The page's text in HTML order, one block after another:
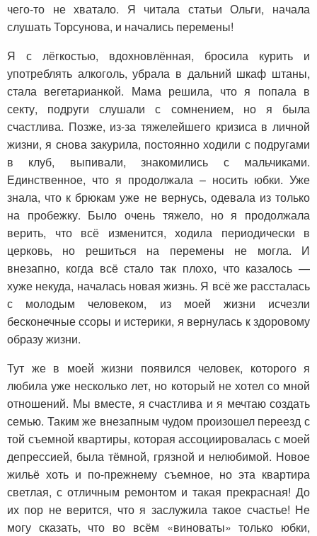
чего-то не хватало. Я читала статьи Ольги, начала
слушать Торсунова, и начались перемены!
Я с лёгкостью, вдохновлённая, бросила курить и
употреблять алкоголь, убрала в дальний шкаф штаны,
стала вегетарианкой. Мама решила, что я попала в
секту, подруги слушали с сомнением, но я была
счастлива. Позже, из-за тяжелейшего кризиса в личной
жизни, я снова закурила, постоянно ходили с подругами
в клуб, выпивали, знакомились с мальчиками.
Единственное, что я продолжала – носить юбки. Уже
знала, что к брюкам уже не вернусь, одевала из только
на пробежку. Было очень тяжело, но я продолжала
верить, что всё изменится, ходила периодически в
церковь, но решиться на перемены не могла. И
внезапно, когда всё стало так плохо, что казалось —
хуже некуда, началась новая жизнь. Я всё же рассталась
с молодым человеком, из моей жизни исчезли
бесконечные ссоры и истерики, я вернулась к здоровому
образу жизни.
Тут же в моей жизни появился человек, которого я
любила уже несколько лет, но который не хотел со мной
отношений. Мы вместе, я счастлива и я мечтаю создать
семью. Таким же внезапным чудом произошел переезд с
той съемной квартиры, которая ассоциировалась с моей
депрессией, была тёмной, грязной и нелюбимой. Новое
жильё хоть и по-прежнему съемное, но эта квартира
светлая, с отличным ремонтом и такая прекрасная! До
их пор не верится, что я заслужила такое счастье! Не
могу сказать, что во всём «виноваты» только юбки,